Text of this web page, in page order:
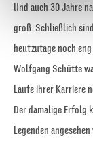
gesammelt
Und auch 30 Jahre
groß. Schließlich
heutzutage noch
Wolfgang Schütte
Laufe ihrer Karriere
Der damalige Erfolg
Legenden